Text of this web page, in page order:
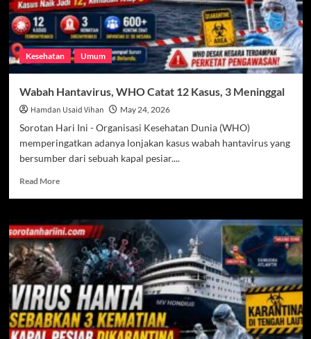
Kesehatan Umum
Wabah Hantavirus, WHO Catat 12 Kasus, 3 Meninggal
Hamdan Usaid Vihan May 24, 2026
Sorotan Hari Ini - Organisasi Kesehatan Dunia (WHO)
memperingatkan adanya lonjakan kasus wabah hantavirus yang
bersumber dari sebuah kapal pesiar....
Read MoreRead
Wabah
Hantavirus,
WHO
Catat
12
Kasus,
3
Meninggal